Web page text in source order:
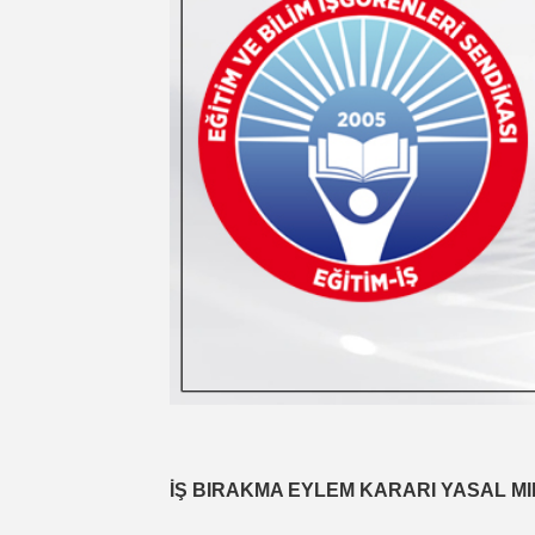
İŞ BIRAKMA EYLEM KARARI YASAL